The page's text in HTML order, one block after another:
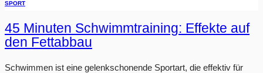
SPORT
45 Minuten Schwimmtraining: Effekte auf
den Fettabbau
Schwimmen ist eine gelenkschonende Sportart, die effektiv für